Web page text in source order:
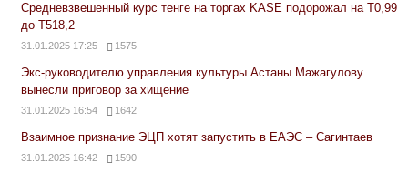
Средневзвешенный курс тенге на торгах KASE подорожал на Т0,99
до Т518,2
31.01.2025 17:25 1575
Экс-руководителю управления культуры Астаны Мажагулову
вынесли приговор за хищение
31.01.2025 16:54 1642
Взаимное признание ЭЦП хотят запустить в ЕАЭС – Сагинтаев
31.01.2025 16:42 1590